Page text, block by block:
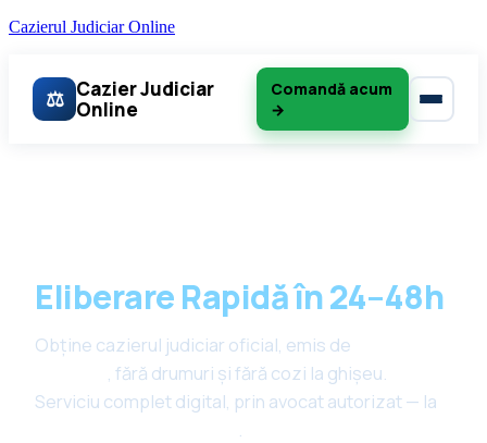
Cazierul Judiciar Online
⚖ Cazier Judiciar
Online
Comandă acum
→
Eliberare Rapidă în 24–48h
Obține cazierul judiciar oficial, emis de
, fără drumuri și fără cozi la ghișeu.
Serviciu complet digital, prin avocat autorizat — la
.